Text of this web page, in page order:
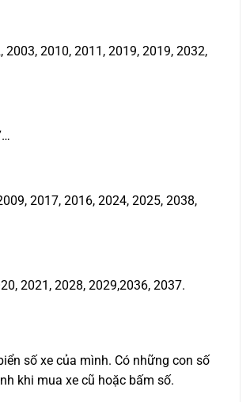
2010, 2011, 2019, 2019, 2032,
2017, 2016, 2024, 2025, 2038,
2021, 2028, 2029,2036, 2037.
số xe của mình. Có những con số
khi mua xe cũ hoặc bấm số.